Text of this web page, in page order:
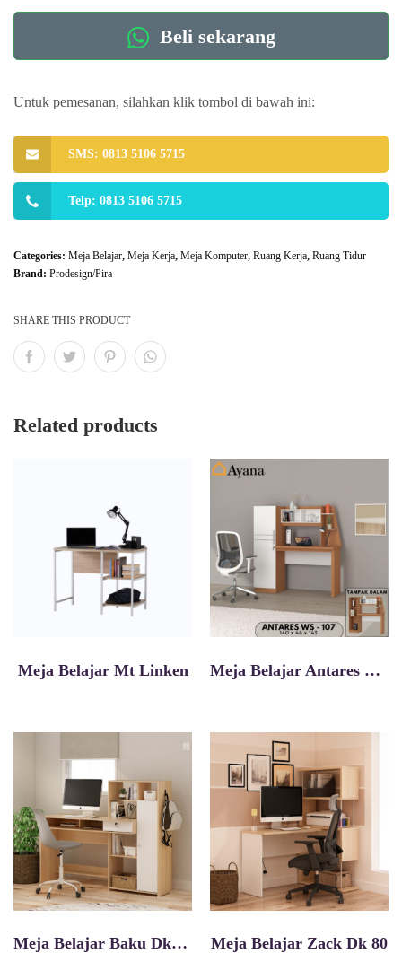
Beli sekarang
Untuk pemesanan, silahkan klik tombol di bawah ini:
SMS: 0813 5106 5715
Telp: 0813 5106 5715
Categories: Meja Belajar, Meja Kerja, Meja Komputer, Ruang Kerja, Ruang Tidur
Brand: Prodesign/Pira
SHARE THIS PRODUCT
Related products
Meja Belajar Mt Linken Meja Belajar Antares Ws 107
Meja Belajar Baku Dk140 Meja Belajar Zack Dk 80